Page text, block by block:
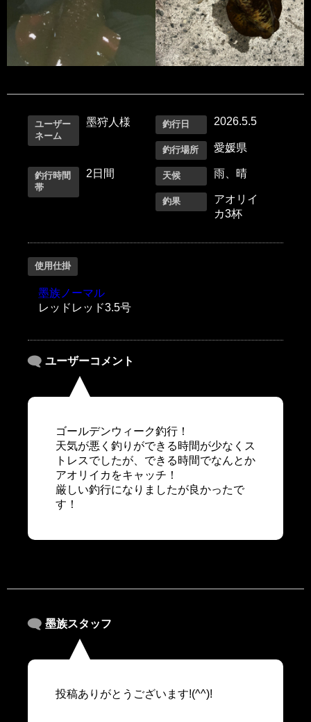
ユーザー
ネーム
墨狩人様 釣行日 2026.5.5
釣行場所 愛媛県
釣行時間
帯
2日間 天候 雨、晴
釣果
アオリイ
カ3杯
使用仕掛
墨族ノーマル
レッドレッド3.5号
ユーザーコメント
ゴールデンウィーク釣行！
天気が悪く釣りができる時間が少なくス
トレスでしたが、できる時間でなんとか
アオリイカをキャッチ！
厳しい釣行になりましたが良かったで
す！
墨族スタッフ
投稿ありがとうございます!(^^)!